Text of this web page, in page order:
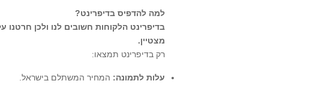
למה להדפיס בדיפרינט?
בדיפרינט הלקוחות חשובים לנו ולכן
מצטיין.
רק בדיפרינט תמצאו:
עלות לתמונה: המחיר המשתלם בישראל.